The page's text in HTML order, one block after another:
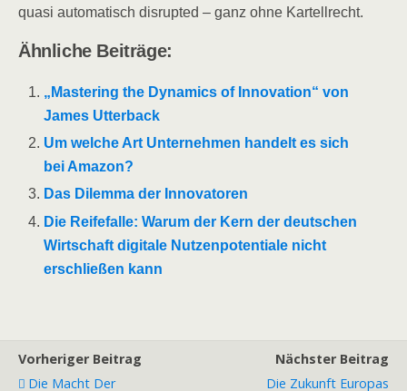
quasi automatisch disrupted – ganz ohne Kartellrecht.
Ähnliche Beiträge:
„Mastering the Dynamics of Innovation“ von
James Utterback
Um welche Art Unternehmen handelt es sich
bei Amazon?
Das Dilemma der Innovatoren
Die Reifefalle: Warum der Kern der deutschen
Wirtschaft digitale Nutzenpotentiale nicht
erschließen kann
Vorheriger Beitrag
Die Macht Der
Nächster Beitrag
Die Zukunft Europas